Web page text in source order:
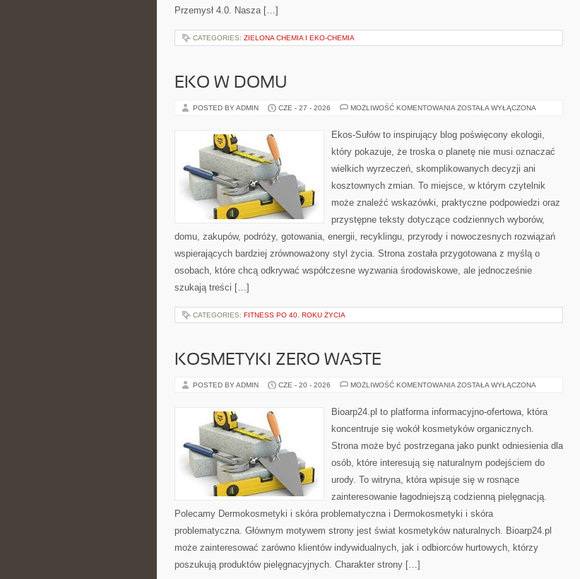
Przemysł 4.0. Nasza […]
CATEGORIES: ZIELONA CHEMIA I EKO-CHEMIA
EKO W DOMU
POSTED BY ADMIN CZE - 27 - 2026 MOŻLIWOŚĆ KOMENTOWANIA EKO
ZOSTAŁA WYŁĄCZONA
Ekos-Sułów to inspirujący blog poświęcony ekologii,
który pokazuje, że troska o planetę nie musi oznaczać
wielkich wyrzeczeń, skomplikowanych decyzji ani
kosztownych zmian. To miejsce, w którym czytelnik
może znaleźć wskazówki, praktyczne podpowiedzi oraz
przystępne teksty dotyczące codziennych wyborów,
domu, zakupów, podróży, gotowania, energii, recyklingu, przyrody i nowoczesnych rozwiązań
wspierających bardziej zrównoważony styl życia. Strona została przygotowana z myślą o
osobach, które chcą odkrywać współczesne wyzwania środowiskowe, ale jednocześnie
szukają treści […]
CATEGORIES: FITNESS PO 40. ROKU ŻYCIA
KOSMETYKI ZERO WASTE
POSTED BY ADMIN CZE - 20 - 2026 MOŻLIWOŚĆ KOMENTOWANIA KOSMETYKI
ZOSTAŁA WYŁĄCZONA
Bioarp24.pl to platforma informacyjno-ofertowa, która
koncentruje się wokół kosmetyków organicznych.
Strona może być postrzegana jako punkt odniesienia dla
osób, które interesują się naturalnym podejściem do
urody. To witryna, która wpisuje się w rosnące
zainteresowanie łagodniejszą codzienną pielęgnacją.
Polecamy Dermokosmetyki i skóra problematyczna i Dermokosmetyki i skóra
problematyczna. Głównym motywem strony jest świat kosmetyków naturalnych. Bioarp24.pl
może zainteresować zarówno klientów indywidualnych, jak i odbiorców hurtowych, którzy
poszukują produktów pielęgnacyjnych. Charakter strony […]